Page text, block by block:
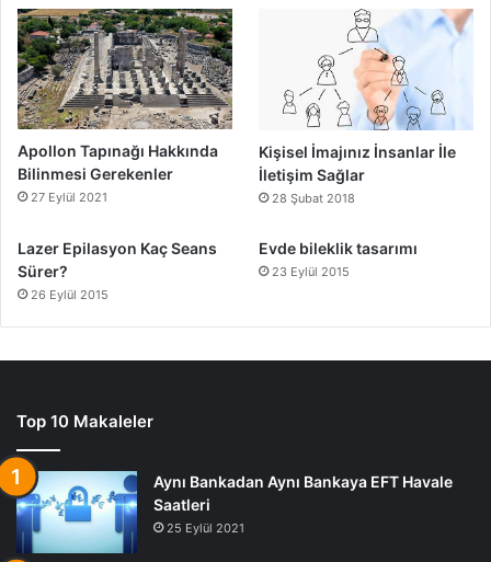
Apollon Tapınağı Hakkında
Bilinmesi Gerekenler
27 Eylül 2021
Kişisel İmajınız İnsanlar İle
İletişim Sağlar
28 Şubat 2018
Lazer Epilasyon Kaç Seans
Sürer?
26 Eylül 2015
Evde bileklik tasarımı
23 Eylül 2015
Top 10 Makaleler
Aynı Bankadan Aynı Bankaya EFT Havale
Saatleri
25 Eylül 2021